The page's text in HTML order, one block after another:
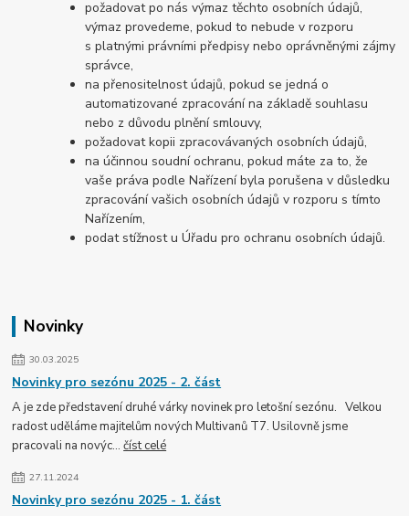
Novinky
30.03.2025
Novinky pro sezónu 2025 - 2. část
A je zde představení druhé várky novinek pro letošní sezónu. Velkou
radost uděláme majitelům nových Multivanů T7. Usilovně jsme
pracovali na novýc...číst celé
27.11.2024
Novinky pro sezónu 2025 - 1. část
požadovat po nás výmaz těchto osobních údajů,
výmaz provedeme, pokud to nebude v rozporu
s platnými právními předpisy nebo oprávněnými zájmy
správce,
na přenositelnost údajů, pokud se jedná o
automatizované zpracování na základě souhlasu
nebo z důvodu plnění smlouvy,
požadovat kopii zpracovávaných osobních údajů,
na účinnou soudní ochranu, pokud máte za to, že
vaše práva podle Nařízení byla porušena v důsledku
zpracování vašich osobních údajů v rozporu s tímto
Nařízením,
podat stížnost u Úřadu pro ochranu osobních údajů.